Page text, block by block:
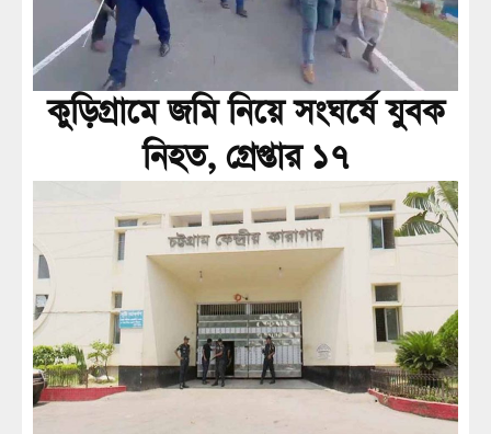
কুড়িগ্রামে জমি নিয়ে সংঘর্ষে যুবক
নিহত, গ্রেপ্তার ১৭